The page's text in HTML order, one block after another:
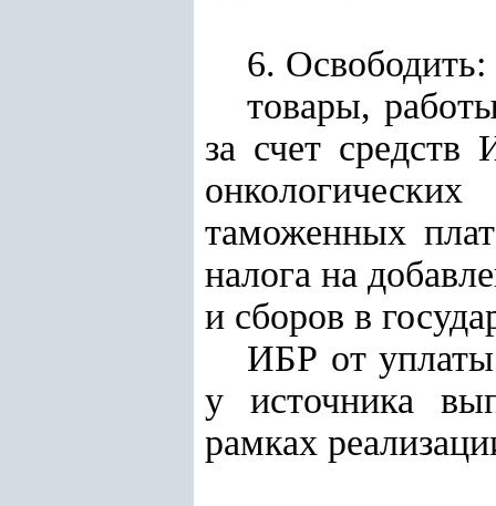
6. Освободить:
товары,
за счет
таможенных
налога на
и сборов в
ИБР от
у источника
рамках